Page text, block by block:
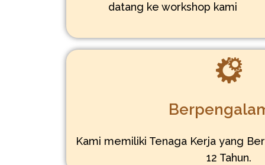
datang ke workshop kami
Kami memiliki Tenaga Kerja yang
12 Tahun.